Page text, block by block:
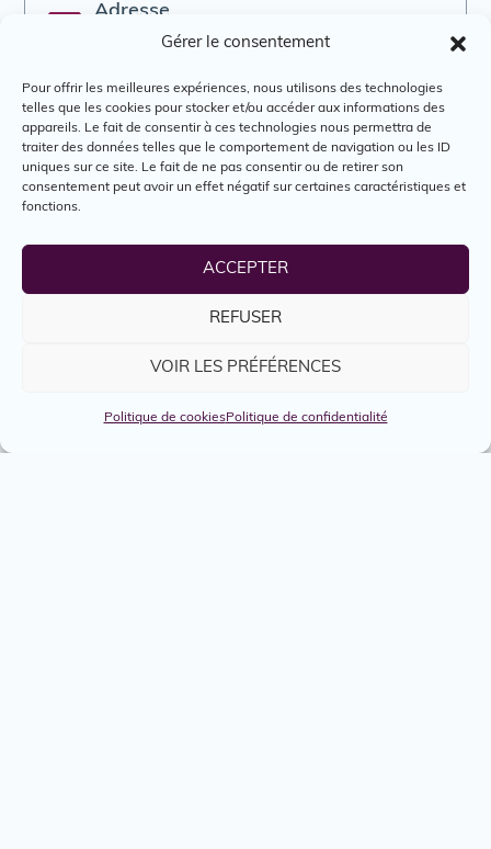
Gérer le consentement
Pour offrir les meilleures expériences, nous utilisons des technologies
telles que les cookies pour stocker et/ou accéder aux informations des
appareils. Le fait de consentir à ces technologies nous permettra de
traiter des données telles que le comportement de navigation ou les ID
uniques sur ce site. Le fait de ne pas consentir ou de retirer son
consentement peut avoir un effet négatif sur certaines caractéristiques et
fonctions.
ACCEPTER
REFUSER
VOIR LES PRÉFÉRENCES
Politique de cookiesPolitique de confidentialité
Adresse
Québec, Canada
Courriel
info@labarberie.com
Téléphone
Site web